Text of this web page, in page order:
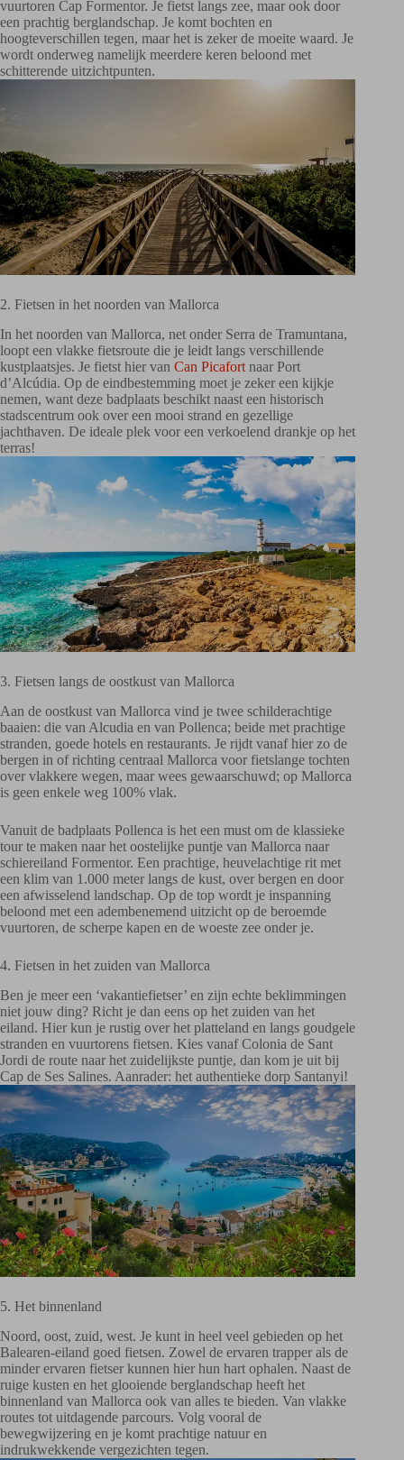
vuurtoren Cap Formentor. Je fietst langs zee, maar ook door
een prachtig berglandschap. Je komt bochten en
hoogteverschillen tegen, maar het is zeker de moeite waard. Je
wordt onderweg namelijk meerdere keren beloond met
schitterende uitzichtpunten.
2. Fietsen in het noorden van Mallorca
In het noorden van Mallorca, net onder Serra de Tramuntana,
loopt een vlakke fietsroute die je leidt langs verschillende
kustplaatsjes. Je fietst hier van Can Picafort naar Port
d’Alcúdia. Op de eindbestemming moet je zeker een kijkje
nemen, want deze badplaats beschikt naast een historisch
stadscentrum ook over een mooi strand en gezellige
jachthaven. De ideale plek voor een verkoelend drankje op het
terras!
3. Fietsen langs de oostkust van Mallorca
Aan de oostkust van Mallorca vind je twee schilderachtige
baaien: die van Alcudia en van Pollenca; beide met prachtige
stranden, goede hotels en restaurants. Je rijdt vanaf hier zo de
bergen in of richting centraal Mallorca voor fietslange tochten
over vlakkere wegen, maar wees gewaarschuwd; op Mallorca
is geen enkele weg 100% vlak.
Vanuit de badplaats Pollenca is het een must om de klassieke
tour te maken naar het oostelijke puntje van Mallorca naar
schiereiland Formentor. Een prachtige, heuvelachtige rit met
een klim van 1.000 meter langs de kust, over bergen en door
een afwisselend landschap. Op de top wordt je inspanning
beloond met een adembenemend uitzicht op de beroemde
vuurtoren, de scherpe kapen en de woeste zee onder je.
4. Fietsen in het zuiden van Mallorca
Ben je meer een ‘vakantiefietser’ en zijn echte beklimmingen
niet jouw ding? Richt je dan eens op het zuiden van het
eiland. Hier kun je rustig over het platteland en langs goudgele
stranden en vuurtorens fietsen. Kies vanaf Colonia de Sant
Jordi de route naar het zuidelijkste puntje, dan kom je uit bij
Cap de Ses Salines. Aanrader: het authentieke dorp Santanyi!
5. Het binnenland
Noord, oost, zuid, west. Je kunt in heel veel gebieden op het
Balearen-eiland goed fietsen. Zowel de ervaren trapper als de
minder ervaren fietser kunnen hier hun hart ophalen. Naast de
ruige kusten en het glooiende berglandschap heeft het
binnenland van Mallorca ook van alles te bieden. Van vlakke
routes tot uitdagende parcours. Volg vooral de
bewegwijzering en je komt prachtige natuur en
indrukwekkende vergezichten tegen.